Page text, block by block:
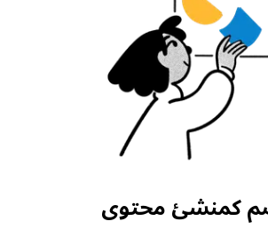
كمنشئ محتوى